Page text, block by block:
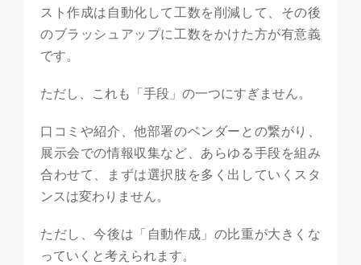
スト作成は自動化して工数を削減して、その後
のブラッシュアップに工数をかけた方が有意義
です。
ただし、これも「手段」の一つにすぎません。
口コミや紹介、他部署のベンダーとの繋がり、
展示会での情報収集など、あらゆる手段を組み
合わせて、まずは選択肢を多く出していくスタ
ンスは変わりません。
ただし、今後は「自動作成」の比重が大きくな
っていくと考えられます。